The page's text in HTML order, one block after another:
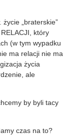
„braterskie”
który
(w tym wypadku
ma relacji nie ma
życia
ale
by byli tacy
czas na to?